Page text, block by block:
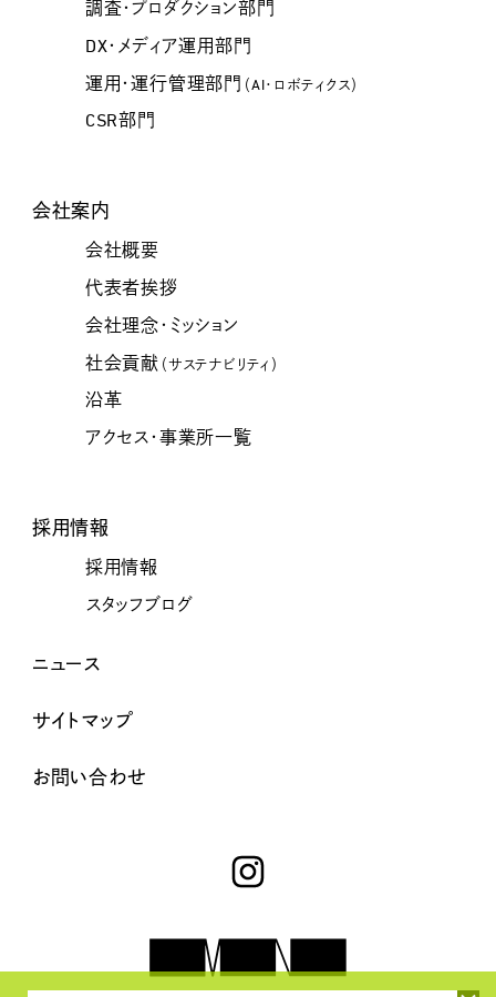
調査・プロダクション部門
DX・メディア運用部門
運用・運行管理部門 （AI・ロボティクス）
CSR部門
会社案内
会社概要
代表者挨拶
会社理念・ミッション
社会貢献 （サステナビリティ）
沿革
アクセス・事業所一覧
採用情報
採用情報
スタッフブログ
ニュース
サイトマップ
お問い合わせ